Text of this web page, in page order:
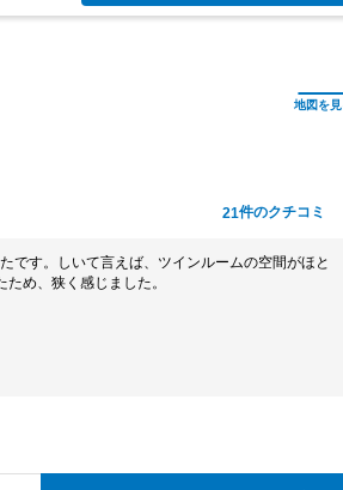
21件のクチコミ
です。しいて言えば、ツインルームの空間がほと
め、狭く感じました。